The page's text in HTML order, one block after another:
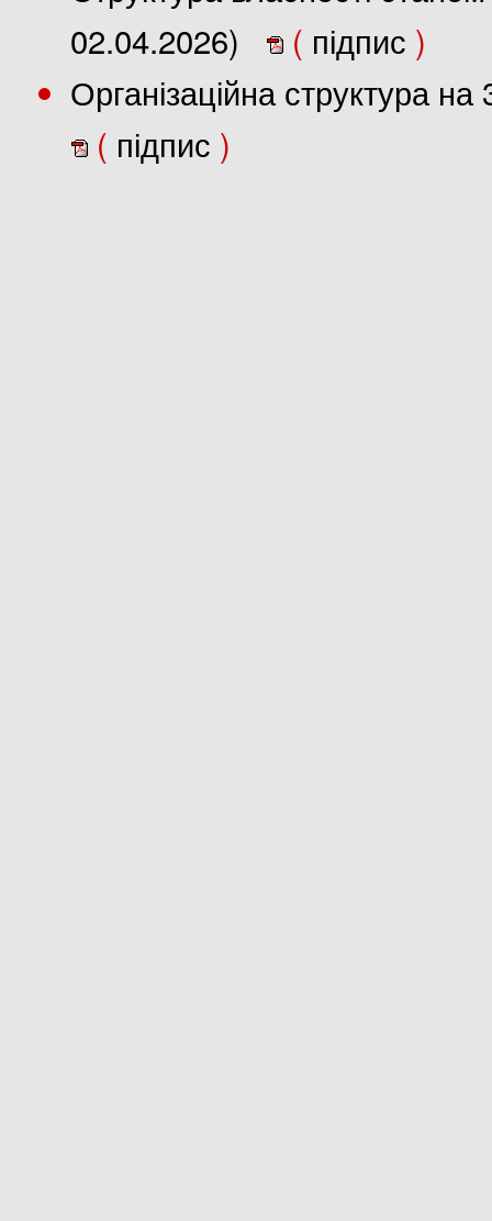
02.04.2026)
( підпис )
Організаційна структура
( підпис )